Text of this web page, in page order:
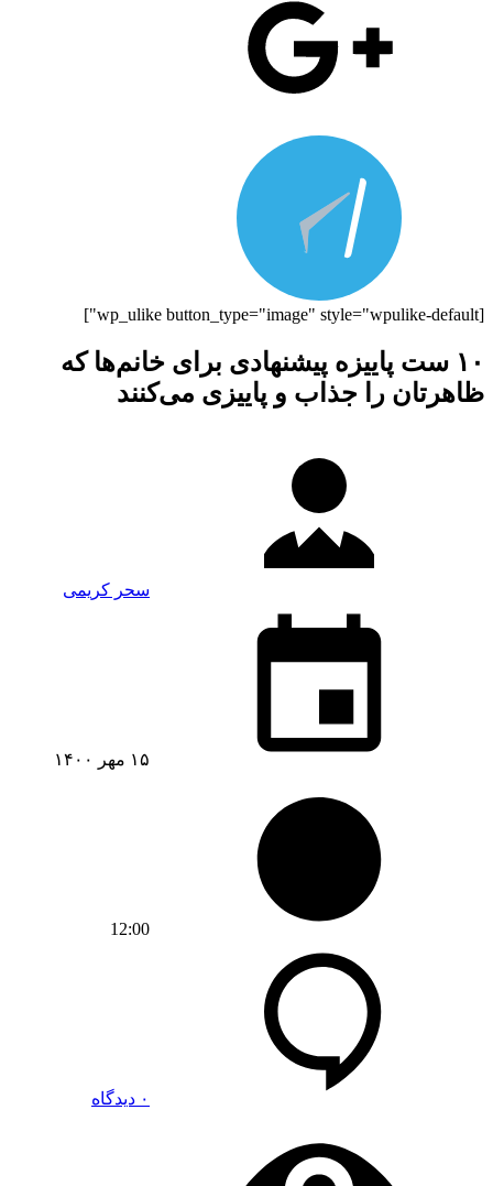
[wp_ulike button_type="image" style="wpulike-default"]
۱۰ ست پاییزه پیشنهادی برای خانم‌ها که
ظاهرتان را جذاب و پاییزی می‌کنند
سحر کریمی
۱۵ مهر ۱۴۰۰
12:00
۰ دیدگاه